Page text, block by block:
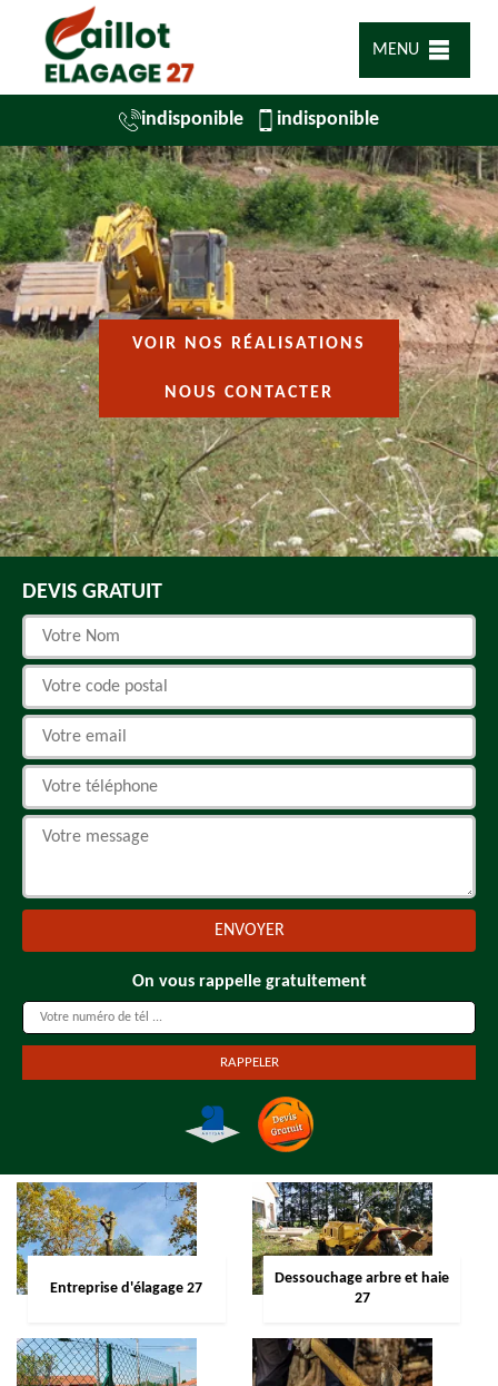
MENU
indisponible indisponible
VOIR NOS RÉALISATIONS
NOUS CONTACTER
DEVIS GRATUIT
On vous rappelle gratuitement
Entreprise d'élagage 27
Dessouchage arbre et haie
27